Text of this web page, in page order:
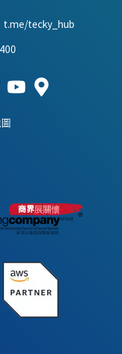
t.me/tecky_hub